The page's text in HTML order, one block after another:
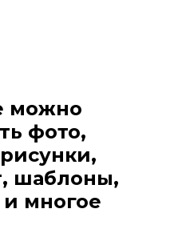
можно
фото,
шаблоны,
многое